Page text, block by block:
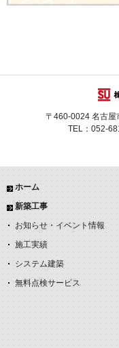
〒460-0024 名古
TEL：052-
ホーム
新築工事
お知らせ・イベント情報
施工実績
システム建築
無料点検サービス